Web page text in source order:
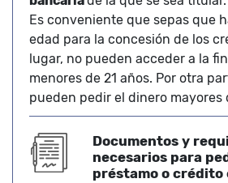
Es conveniente que sepas que
edad para la concesión de los
lugar, no pueden acceder a la
menores de 21 años. Por otra
pueden pedir el dinero mayores
Documentos y
necesarios para
préstamo o crédito